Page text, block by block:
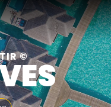
©
Fermer